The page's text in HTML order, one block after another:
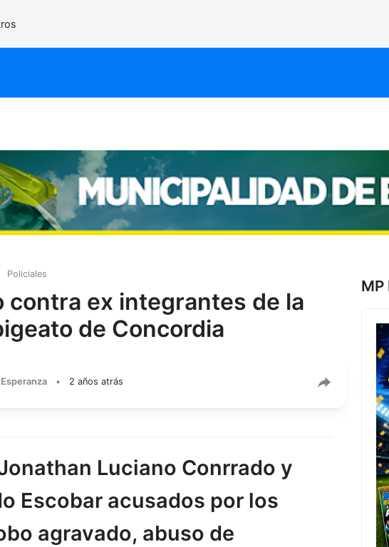
Policiales
contra ex integrantes de la
de Concordia
• 2 años atrás
Luciano Conrrado y
Escobar acusados por los
agravado, abuso de
MP